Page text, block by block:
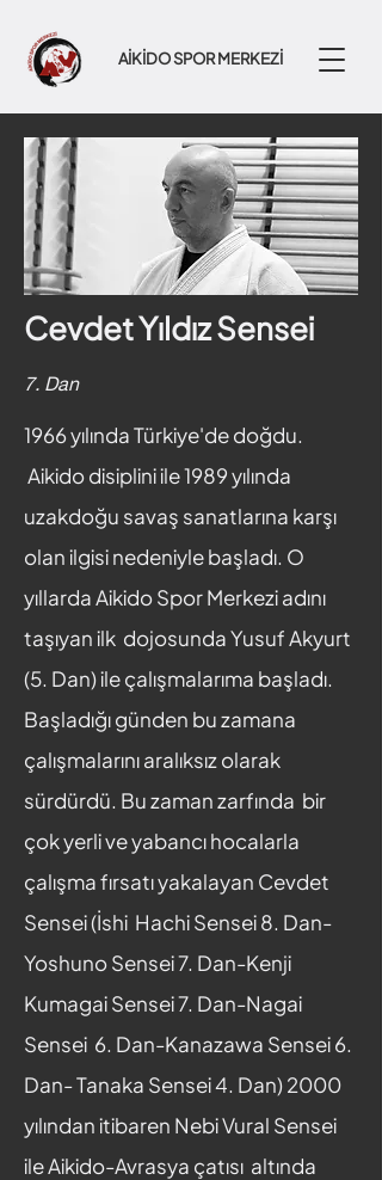
AİKİDO SPOR MERKEZİ
Cevdet Yıldız Sensei
7. Dan
1966 yılında Türkiye'de doğdu.
Aikido disiplini ile 1989 yılında
uzakdoğu savaş sanatlarına karşı
olan ilgisi nedeniyle başladı. O
yıllarda Aikido Spor Merkezi adını
taşıyan ilk dojosunda Yusuf Akyurt
(5. Dan) ile çalışmalarıma başladı.
Başladığı günden bu zamana
çalışmalarını aralıksız olarak
sürdürdü. Bu zaman zarfında bir
çok yerli ve yabancı hocalarla
çalışma fırsatı yakalayan Cevdet
Sensei (İshi Hachi Sensei 8. Dan-
Yoshuno Sensei 7. Dan-Kenji
Kumagai Sensei 7. Dan-Nagai
Sensei 6. Dan-Kanazawa Sensei 6.
Dan- Tanaka Sensei 4. Dan) 2000
yılından itibaren Nebi Vural Sensei
ile Aikido-Avrasya çatısı altında